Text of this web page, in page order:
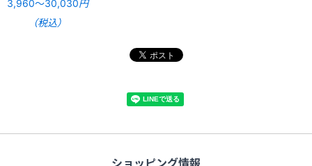
3,960〜30,030円
（税込）
ショッピング情報